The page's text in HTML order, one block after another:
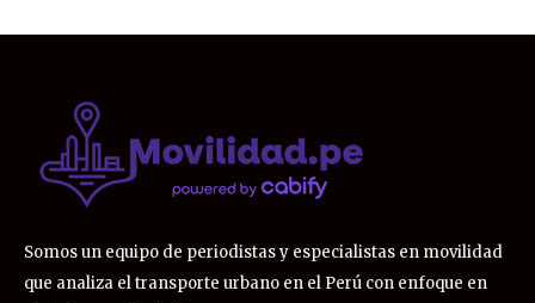
Somos un equipo de periodistas y especialistas en movilidad
que analiza el transporte urbano en el Perú con enfoque en